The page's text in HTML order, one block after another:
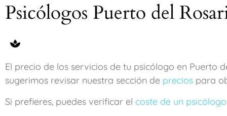
Psicólogos Puerto del
El precio de los servicios de tu psicólogo en Puerto
sugerimos revisar nuestra sección de precios para
Si prefieres, puedes verificar el coste de un